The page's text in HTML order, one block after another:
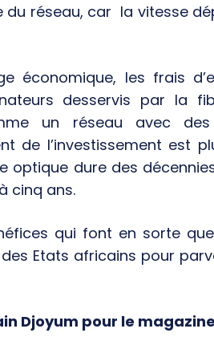
du réseau, car la vitesse
économique, les frais
desservis par la
un réseau avec
de l’investissement est
optique dure des
cinq ans.
qui font en sorte
Etats africains pour
Djoyum pour le